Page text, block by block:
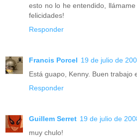
esto no lo he entendido,
felicidades!
Responder
Francis Porcel 19 de julio de
Está guapo, Kenny. Buen trabajo
Responder
Guillem Serret 19 de julio de
muy chulo!